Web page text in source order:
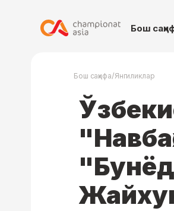
Бош
Бош саҳифа/Янгиликлар